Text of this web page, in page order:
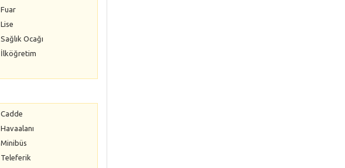
Fuar
Lise
Sağlık Ocağı
İlköğretim
Cadde
Havaalanı
Minibüs
Teleferik